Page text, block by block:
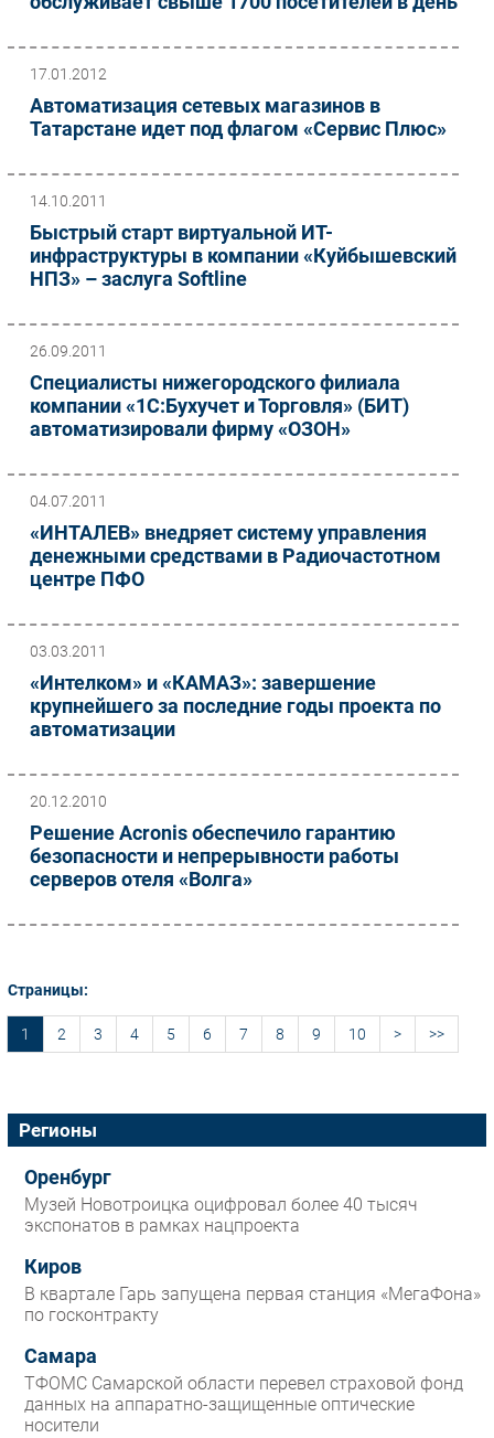
17.01.2012
Автоматизация сетевых магазинов в
Татарстане идет под флагом «Сервис Плюс»
14.10.2011
Быстрый старт виртуальной ИТ-
инфраструктуры в компании «Куйбышевский
НПЗ» – заслуга Softline
26.09.2011
Специалисты нижегородского филиала
компании «1С:Бухучет и Торговля» (БИТ)
автоматизировали фирму «ОЗОН»
04.07.2011
«ИНТАЛЕВ» внедряет систему управления
денежными средствами в Радиочастотном
центре ПФО
03.03.2011
«Интелком» и «КАМАЗ»: завершение
крупнейшего за последние годы проекта по
автоматизации
20.12.2010
Решение Acronis обеспечило гарантию
безопасности и непрерывности работы
серверов отеля «Волга»
Страницы:
1 2 3 4 5 6 7 8 9 10 > >>
Регионы
Оренбург
Музей Новотроицка оцифровал более 40 тысяч
экспонатов в рамках нацпроекта
Киров
В квартале Гарь запущена первая станция «МегаФона»
по госконтракту
Самара
ТФОМС Самарской области перевел страховой фонд
данных на аппаратно-защищенные оптические
носители